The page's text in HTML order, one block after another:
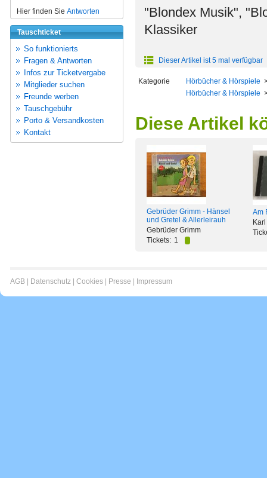
Hier finden Sie Antworten
Tauschticket
So funktionierts
Fragen & Antworten
Infos zur Ticketvergabe
Mitglieder suchen
Freunde werben
Tauschgebühr
Porto & Versandkosten
Kontakt
"Blondex Musik",
Klassiker
Dieser Artikel ist 5 mal verfügbar
Kategorie Hörbücher & Hörspiele
Hörbücher & Hörspiele
Diese Artikel
Gebrüder Grimm - Hänsel
und Gretel & Allerleirauh
Gebrüder Grimm
Tickets: 1
Am
AGB Datenschutz Cookies Presse Impressum